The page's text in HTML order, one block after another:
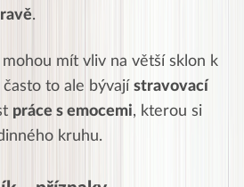
.
mít vliv na větší sklon k
to ale bývají stravovací
práce s emocemi, kterou si
kruhu.